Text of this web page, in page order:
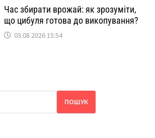
Час збирати врожай: як зрозуміти,
що цибуля готова до викопування?
03.08.2026 15:54
ПОШУК